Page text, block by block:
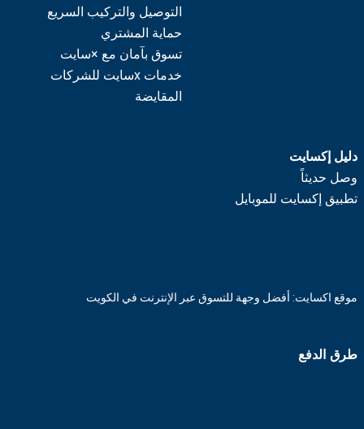
التوصيل والتركيب السريع
حماية المشتري
تسوق بآمان مع ×سايت
خدمات xسايت للشركات
المقايضة
دليل إكسايت
وصل حديثاً
تطبيق إكسايت للموبايل
موقع اكسايت: أفضل وجهة للتسوق عبر الإنترنت في الكويت
طرق الدفع